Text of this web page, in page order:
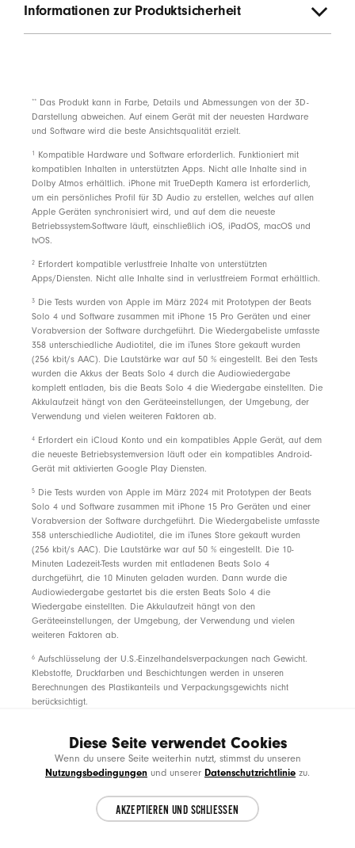
Informationen zur Produktsicherheit
** Das Produkt kann in Farbe, Details und Abmessungen von der 3D-
Darstellung abweichen. Auf einem Gerät mit der neuesten Hardware
und Software wird die beste Ansichtsqualität erzielt.
1
Kompatible Hardware und Software erforderlich. Funktioniert mit
kompatiblen Inhalten in unterstützten Apps. Nicht alle Inhalte sind in
Dolby Atmos erhältlich. iPhone mit TrueDepth Kamera ist erforderlich,
um ein persönliches Profil für 3D Audio zu erstellen, welches auf allen
Apple Geräten synchronisiert wird, und auf dem die neueste
Betriebssystem-Software läuft, einschließlich iOS, iPadOS, macOS und
tvOS.
2 Erfordert kompatible verlustfreie Inhalte von unterstützten
Apps/Diensten. Nicht alle Inhalte sind in verlustfreiem Format erhältlich.
3 Die Tests wurden von Apple im März 2024 mit Prototypen der Beats
Solo 4 und Software zusammen mit iPhone 15 Pro Geräten und einer
Vorabversion der Software durchgeführt. Die Wiedergabeliste umfasste
358 unterschiedliche Audiotitel, die im iTunes Store gekauft wurden
(256 kbit/s AAC). Die Lautstärke war auf 50 % eingestellt. Bei den Tests
wurden die Akkus der Beats Solo 4 durch die Audiowiedergabe
komplett entladen, bis die Beats Solo 4 die Wiedergabe einstellten. Die
Akkulaufzeit hängt von den Geräteeinstellungen, der Umgebung, der
Verwendung und vielen weiteren Faktoren ab.
4 Erfordert ein iCloud Konto und ein kompatibles Apple Gerät, auf dem
die neueste Betriebsystemversion läuft oder ein kompatibles Android-
Gerät mit aktivierten Google Play Diensten.
5 Die Tests wurden von Apple im März 2024 mit Prototypen der Beats
Solo 4 und Software zusammen mit iPhone 15 Pro Geräten und einer
Vorabversion der Software durchgeführt. Die Wiedergabeliste umfasste
358 unterschiedliche Audiotitel, die im iTunes Store gekauft wurden
(256 kbit/s AAC). Die Lautstärke war auf 50 % eingestellt. Die 10-
Minuten Ladezeit-Tests wurden mit entladenen Beats Solo 4
durchgeführt, die 10 Minuten geladen wurden. Dann wurde die
Audiowiedergabe gestartet bis die ersten Beats Solo 4 die
Wiedergabe einstellten. Die Akkulaufzeit hängt von den
Geräteeinstellungen, der Umgebung, der Verwendung und vielen
weiteren Faktoren ab.
6 Aufschlüsselung der U.S.-Einzelhandelsverpackungen nach Gewicht.
Klebstoffe, Druckfarben und Beschichtungen werden in unseren
Berechnungen des Plastikanteils und Verpackungsgewichts nicht
berücksichtigt.
neuesten Version der Betriebssystemsoftware.
Siri ist möglicherweise nicht in allen Sprachen oder Regionen
verfügbar. Die Funktionen können je nach Region variieren.
Mobilfunkgebühren anfallen.
Diese Seite verwendet Cookies
Wenn du unsere Seite weiterhin nutzt, stimmst du unseren
Nutzungsbedingungen und unserer Datenschutzrichtlinie zu.
AKZEPTIEREN UND SCHLIESSEN
Choose another country or region to see
content specific to your location.
CONTINUE